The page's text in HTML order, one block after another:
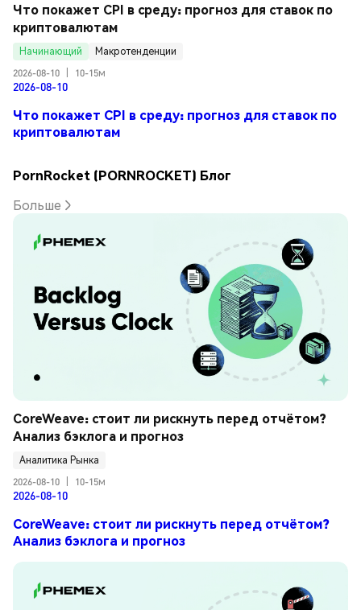
Что покажет CPI в среду: прогноз для ставок по
криптовалютам
Начинающий
Макротенденции
2026-08-10
10-15м
2026-08-10
Что покажет CPI в среду: прогноз для ставок по
криптовалютам
PornRocket (PORNROCKET) Блог
Больше
CoreWeave: стоит ли рискнуть перед отчётом?
Анализ бэклога и прогноз
Аналитика Рынка
2026-08-10
10-15м
2026-08-10
CoreWeave: стоит ли рискнуть перед отчётом?
Анализ бэклога и прогноз